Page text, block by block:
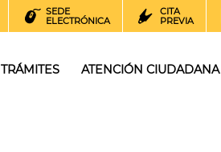
SEDE
ELECTRÓNICA
CITA
PREVIA
TRÁMITES ATENCIÓN CIUDADANA